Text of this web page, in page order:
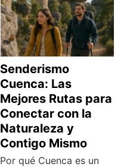
Senderismo
Cuenca: Las
Mejores Rutas para
Conectar con la
Naturaleza y
Contigo Mismo
Por qué Cuenca es un